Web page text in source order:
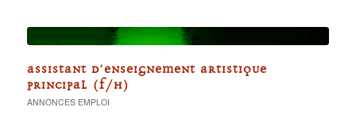
ASSISTANT D’ENSEIGNEMENT ARTISTIQUE
PRINCIPAL (F/H)
ANNONCES EMPLOI